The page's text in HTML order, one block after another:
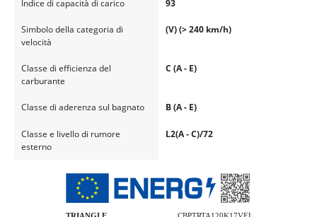
Indice di capacità di carico 93
Simbolo della categoria di
velocità
(V) (> 240 km/h)
Classe di efficienza del
carburante
C (A - E)
Classe di aderenza sul bagnato B (A - E)
Classe e livello di rumore
esterno
L2(A - C)/72